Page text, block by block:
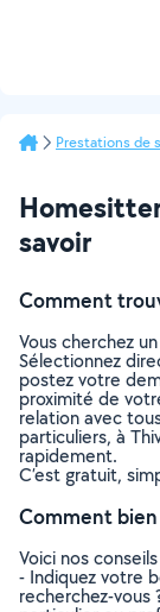
Prestations de
savoir
Comment
Vous cherchez
Sélectionnez
postez votre
proximité de
relation avec
particuliers, à
rapidement.
C’est gratuit,
Comment
Voici nos
- Indiquez votre
recherchez-